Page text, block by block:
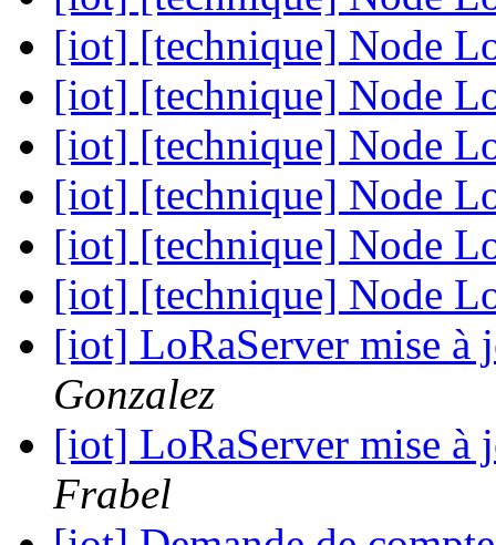
[iot] [technique] Node
[iot] [technique] Node
[iot] [technique] Node
[iot] [technique] Node
[iot] [technique] Node
[iot] [technique] Node
[iot] LoRaServer mise
Gonzalez
[iot] LoRaServer mise
Frabel